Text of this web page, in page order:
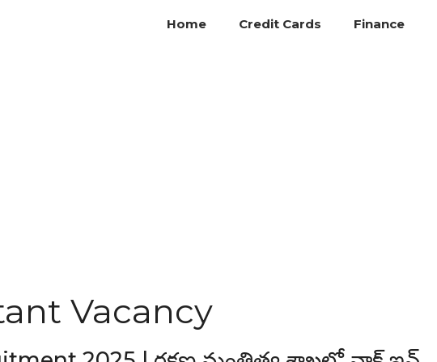
Home Credit Cards Finance
Vacancy